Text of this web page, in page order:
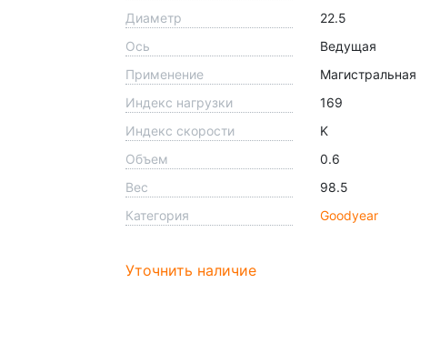
Диаметр
22.5
Ось
Ведущая
Применение
Магистральная
Индекс нагрузки
169
Индекс скорости
K
Объем
0.6
Вес
98.5
Категория
Goodyear
Уточнить наличие